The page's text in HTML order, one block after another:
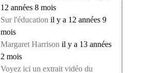
12 années 8 mois
Sur l'éducation il y a 12 années 9
mois
Margaret Harrison il y a 13 années
2 mois
Voyez ici un extrait vidéo du